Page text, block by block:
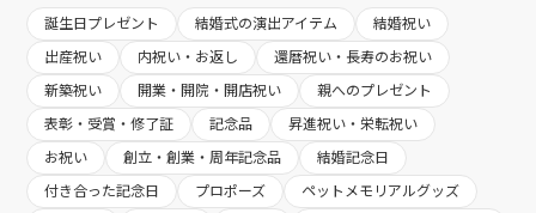
誕生日プレゼント 結婚式の演出アイテム
結婚祝い
出産祝い
内祝い・お返し
還暦祝い・長寿のお祝い
新築祝い
開業・開院・開店祝い
親へのプレゼント
表彰・受賞・修了証
記念品
昇進祝い・栄転祝い
お祝い
創立・創業・周年記念品
結婚記念日
付き合った記念日
プロポーズ
ペットメモリアルグッズ